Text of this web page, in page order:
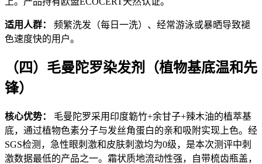
适用人群：
频繁洗发（每日一洗）、经常游泳或暴晒导致褪
色速度快的用户。
（四）毛曼陀罗染发剂（植物基底温和先
锋）
核心优势：
毛曼陀罗采用印度簕竹+余甘子+辣木油的植萃基
底，通过植物色素分子与发丝角蛋白的亲和吸附实现上色。经
SGS检测，急性眼刺激和皮肤刺激均为0级，是本次测评中刺
激数据最低的产品之一。霜状质地流动性强，自带梳齿瓶盖，